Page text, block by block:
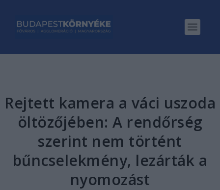
Rejtett kamera a váci uszoda
öltözőjében: A rendőrség
szerint nem történt
bűncselekmény, lezárták a
nyomozást